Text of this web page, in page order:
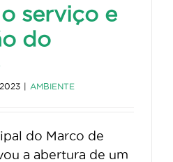
serviço e
do
| AMBIENTE
do Marco de
a abertura de um